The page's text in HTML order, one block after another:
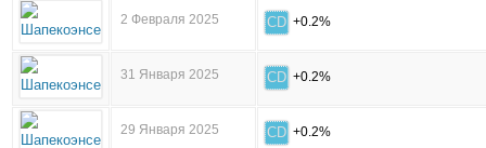
2 Февраля 2025 CD +0.2%
31 Января 2025 CD +0.2%
29 Января 2025 CD +0.2%